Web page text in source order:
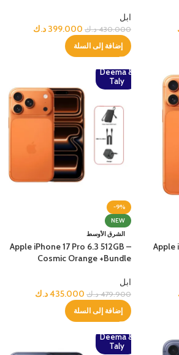
ابل
430.000 د.ك 399.000 د.ك
إضافة إلى السلة
Apple
Deema &
Taly
-9%
NEW
الشرق الأوسط
Apple iPhone 17 Pro 6.3 512GB –
Cosmic Orange +Bundle
ابل
479.900 د.ك 435.000د.ك
إضافة إلى السلة
Deema &
Taly